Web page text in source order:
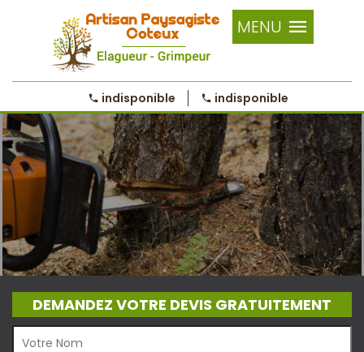
MENU
indisponible indisponible
DEMANDEZ VOTRE DEVIS GRATUITEMENT